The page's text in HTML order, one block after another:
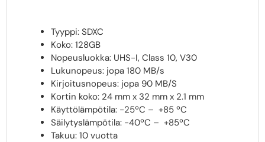
Tyyppi: SDXC
Koko: 128GB
Nopeusluokka: UHS-I, Class 10, V30
Lukunopeus: jopa 180 MB/s
Kirjoitusnopeus: jopa 90 MB/S
Kortin koko: 24 mm x 32 mm x 2.1 mm
Käyttölämpötila: -25ºC – +85 ºC
Säilytyslämpötila: -40ºC – +85ºC
Takuu: 10 vuotta